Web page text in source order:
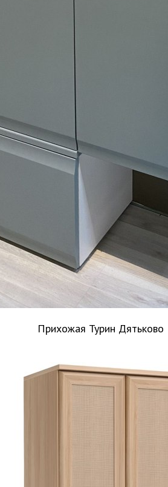
Прихожая Турин Дятьково